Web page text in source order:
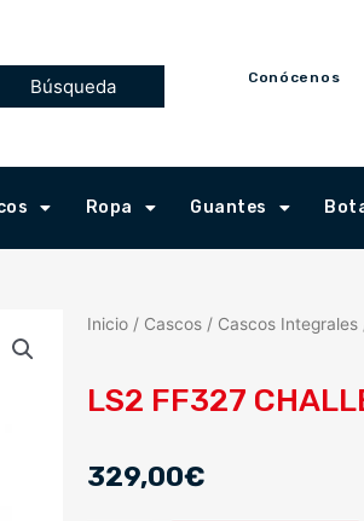
Conócenos
Ropa Guantes
Inicio/ Cascos/ Cascos Integrales
LS2 FF327
329,00€